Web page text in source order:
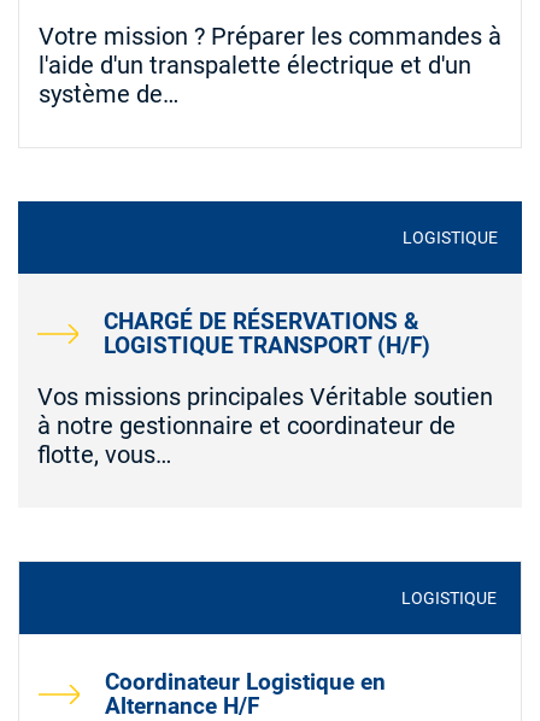
Votre mission ? Préparer les commandes à
l'aide d'un transpalette électrique et d'un
système de…
CHARGÉ DE RÉSERVATIONS &
LOGISTIQUE TRANSPORT (H/F)
LOGISTIQUE
Vos missions principales Véritable soutien
à notre gestionnaire et coordinateur de
flotte, vous…
Coordinateur Logistique en
Alternance H/F
LOGISTIQUE